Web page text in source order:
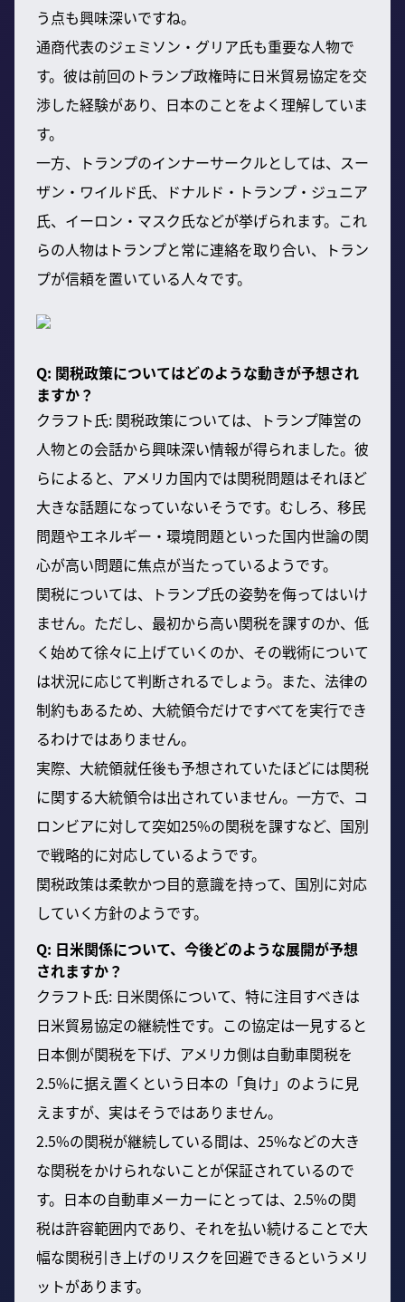
う点も興味深いですね。
通商代表のジェミソン・グリア氏も重要な人物で
す。彼は前回のトランプ政権時に日米貿易協定を交
渉した経験があり、日本のことをよく理解していま
す。
一方、トランプのインナーサークルとしては、スー
ザン・ワイルド氏、ドナルド・トランプ・ジュニア
氏、イーロン・マスク氏などが挙げられます。これ
らの人物はトランプと常に連絡を取り合い、トラン
プが信頼を置いている人々です。
Q: 関税政策についてはどのような動きが予想され
ますか？
クラフト氏: 関税政策については、トランプ陣営の
人物との会話から興味深い情報が得られました。彼
らによると、アメリカ国内では関税問題はそれほど
大きな話題になっていないそうです。むしろ、移民
問題やエネルギー・環境問題といった国内世論の関
心が高い問題に焦点が当たっているようです。
関税については、トランプ氏の姿勢を侮ってはいけ
ません。ただし、最初から高い関税を課すのか、低
く始めて徐々に上げていくのか、その戦術について
は状況に応じて判断されるでしょう。また、法律の
制約もあるため、大統領令だけですべてを実行でき
るわけではありません。
実際、大統領就任後も予想されていたほどには関税
に関する大統領令は出されていません。一方で、コ
ロンビアに対して突如25%の関税を課すなど、国別
で戦略的に対応しているようです。
関税政策は柔軟かつ目的意識を持って、国別に対応
していく方針のようです。
Q: 日米関係について、今後どのような展開が予想
されますか？
クラフト氏: 日米関係について、特に注目すべきは
日米貿易協定の継続性です。この協定は一見すると
日本側が関税を下げ、アメリカ側は自動車関税を
2.5%に据え置くという日本の「負け」のように見
えますが、実はそうではありません。
2.5%の関税が継続している間は、25%などの大き
な関税をかけられないことが保証されているので
す。日本の自動車メーカーにとっては、2.5%の関
税は許容範囲内であり、それを払い続けることで大
幅な関税引き上げのリスクを回避できるというメリ
ットがあります。